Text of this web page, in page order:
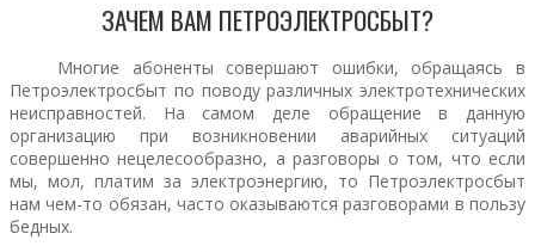
ЗАЧЕМ ВАМ ПЕТРОЭЛЕКТРОСБЫТ?
Многие абоненты совершают ошибки, обращаясь в
Петроэлектросбыт по поводу различных электротехнических
неисправностей. На самом деле обращение в данную
организацию при возникновении аварийных ситуаций
совершенно нецелесообразно, а разговоры о том, что если
мы, мол, платим за электроэнергию, то Петроэлектросбыт
нам чем-то обязан, часто оказываются разговорами в пользу
бедных.